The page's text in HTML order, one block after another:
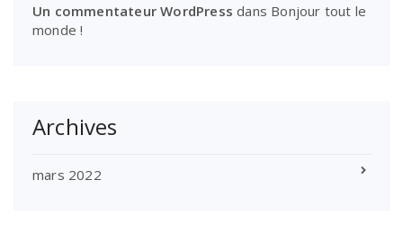
Un commentateur WordPress dans Bonjour tout le
monde !
Archives
mars 2022